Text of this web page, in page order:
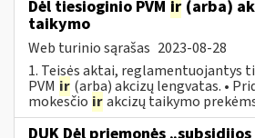
Dėl tiesioginio PVM ir (arba)
taikymo
Web turinio sąrašas 2023-08-28
1. Teisės aktai, reglamentuojantys
PVM ir (arba) akcizų lengvatas. •
mokesčio irakcizų taikymo
DUK Dėl priemonės